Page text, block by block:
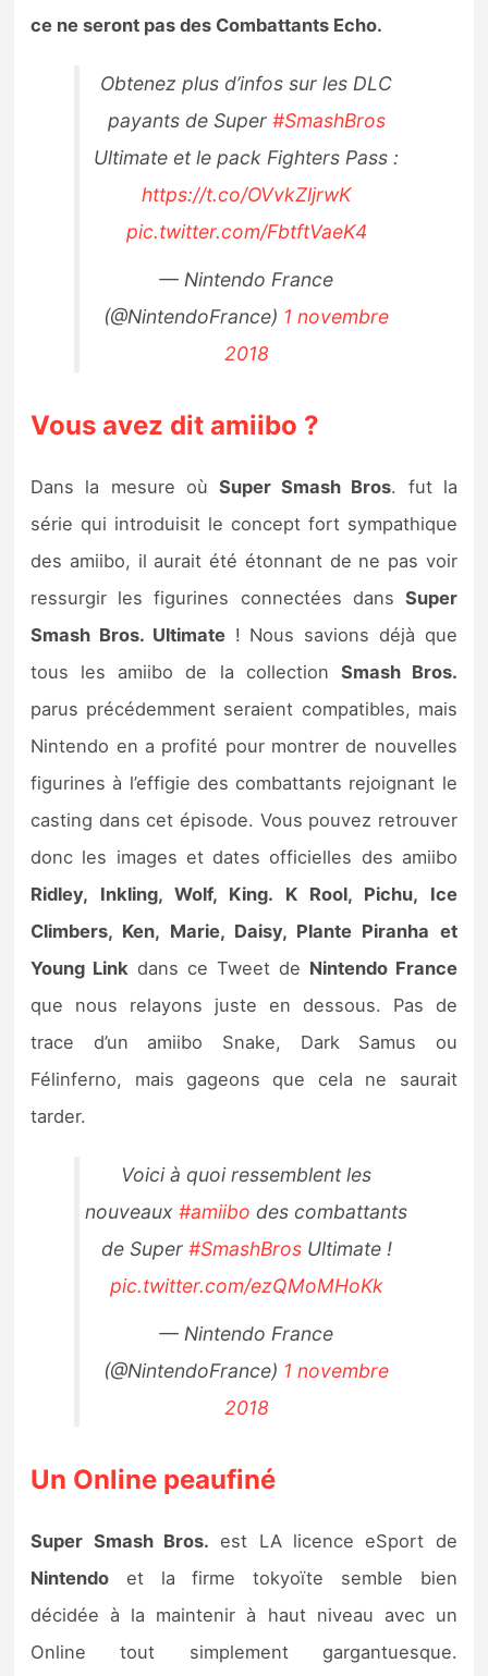
ce ne seront pas des Combattants Echo.
Obtenez plus d’infos sur les DLC
payants de Super #SmashBros
Ultimate et le pack Fighters Pass :
https://t.co/OVvkZljrwK
pic.twitter.com/FbtftVaeK4
— Nintendo France
(@NintendoFrance) 1 novembre
2018
Vous avez dit amiibo ?
Dans la mesure où Super Smash Bros. fut la
série qui introduisit le concept fort sympathique
des amiibo, il aurait été étonnant de ne pas voir
ressurgir les figurines connectées dans Super
Smash Bros. Ultimate! Nous savions déjà que
tous les amiibo de la collection Smash Bros.
parus précédemment seraient compatibles, mais
Nintendo en a profité pour montrer de nouvelles
figurines à l’effigie des combattants rejoignant le
casting dans cet épisode. Vous pouvez retrouver
donc les images et dates officielles des amiibo
Ridley, Inkling, Wolf, King. K Rool, Pichu, Ice
Climbers, Ken, Marie, Daisy, Plante Piranha et
Young Link dans ce Tweet de Nintendo France
que nous relayons juste en dessous. Pas de
trace d’un amiibo Snake, Dark Samus ou
Félinferno, mais gageons que cela ne saurait
tarder.
Voici à quoi ressemblent les
nouveaux#amiibo des combattants
de Super #SmashBrosUltimate !
pic.twitter.com/ezQMoMHoKk
— Nintendo France
(@NintendoFrance) 1 novembre
2018
Un Online peaufiné
Super Smash Bros. est LA licence eSport de
Nintendo et la firme tokyoïte semble bien
décidée à la maintenir à haut niveau avec un
Online tout simplement gargantuesque.